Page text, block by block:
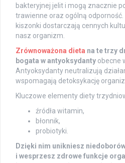
bakteryjnej jelit i mogą znacznie
trawienne oraz ogólną
kiszonki dostarczają cennych
nasz organizm.
Zrównoważona dieta na te trzy
bogata w antyoksydanty obecne
Antyoksydanty neutralizują
wspomagają detoksykację
Kluczowe elementy diety
źródła witamin,
błonnik,
probiotyki.
Dzięki nim unikniesz
i wesprzesz zdrowe funkcje